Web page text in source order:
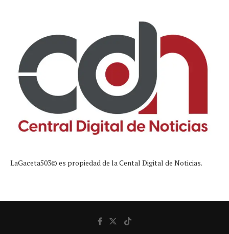
LaGaceta503© es propiedad de la Cental Digital de Noticias.